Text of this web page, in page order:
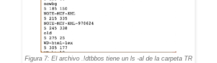
Figura 7: El archivo .!dtbbos tiene un ls -al de la carpeta TR